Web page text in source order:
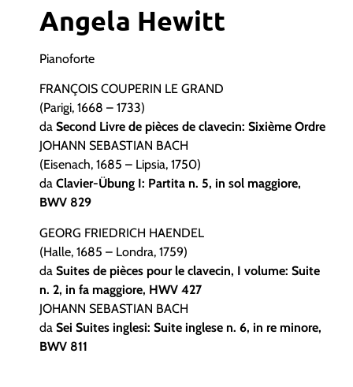
Angela Hewitt
Pianoforte
FRANÇOIS COUPERIN LE GRAND
(Parigi, 1668 – 1733)
da Second Livre de pièces de clavecin: Sixième Ordre
JOHANN SEBASTIAN BACH
(Eisenach, 1685 – Lipsia, 1750)
da Clavier-Übung I: Partita n. 5, in sol maggiore,
BWV 829
GEORG FRIEDRICH HAENDEL
(Halle, 1685 – Londra, 1759)
da Suites de pièces pour le clavecin, I volume: Suite
n. 2, in fa maggiore, HWV 427
JOHANN SEBASTIAN BACH
da Sei Suites inglesi: Suite inglese n. 6, in re minore,
BWV 811